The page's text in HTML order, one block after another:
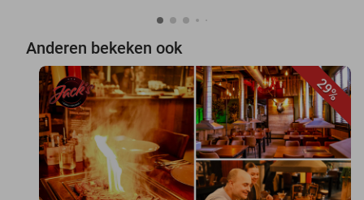
Anderen bekeken ook
29%